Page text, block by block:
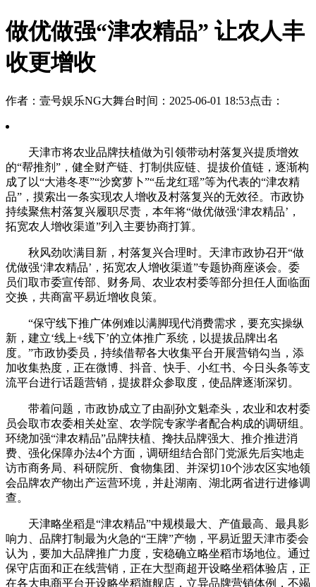
做优做强“津农精品” 让农人丰
收更增收
作者：壹号娱乐NG大舞台时间：2025-06-01 18:53点击：
天津市将农业品牌扶植做为引领带动村落复兴提质增效
的“帮推剂”，健全财产链、打制供应链、提拔价值链，逐渐构
成了以“大港冬枣”“沙窝萝卜”“岳龙红瑶”等为代表的“津农精
品”，摸索出一条实现农人增收及村落复兴的无效径。市政协
持续聚焦村落复兴履职尽责，本年将“做优做强‘津农精品’，
拓宽农人增收渠道”列入主要协商打算。
秋风劲吹满目新，村落复兴合理时。天津市政协召开“做
优做强‘津农精品’，拓宽农人增收渠道”专题协商座谈会。委
员们取市委宣传部、财务局、农业农村委等部分担任人面临面
交换，共商富平易近增收良策。
“保守线下推广体例难以满脚现代消费需求，要充实操纵
新，建立‘线上+线下’的立体推广系统，以提拔品牌出名
度。”市政协委员，持续借帮各大收集平台开展营销勾当，添
加收集热度，正在微博、抖音、快手、小红书、今日头条等支
流平台进行话题营销，提拔群众参取度，使品牌逐渐深切。
带着问题，市政协成立了由副孙文魁牵头，农业和农村委
员会取市农委相关处室、农学院专家学者配合构成的调研组。
环绕加强“津农精品”品牌扶植、搀扶品牌强大、推介推进消
费、强化保障办法4个方面，调研组结合部门党派先后实地走
访市商务局、科研院所、食物集团、并深切10个涉农区实地领
会品牌农产物出产运营环境，并赴湖南、湖北两省进行进修调
查。
天津略坐稻是“津农精品”中规模最大、产值最高、最具影
响力、品牌打制最为火急的“王牌”产物，平易近盟天津市委会
认为，要加大品牌推广力度，安稳确立略坐稻市场地位。通过
保守店面和正在线营销，正在大型商超开设略坐稻体验店，正
在各大电商平台开设略坐稻旗舰店，立异品牌营销体例，不竭